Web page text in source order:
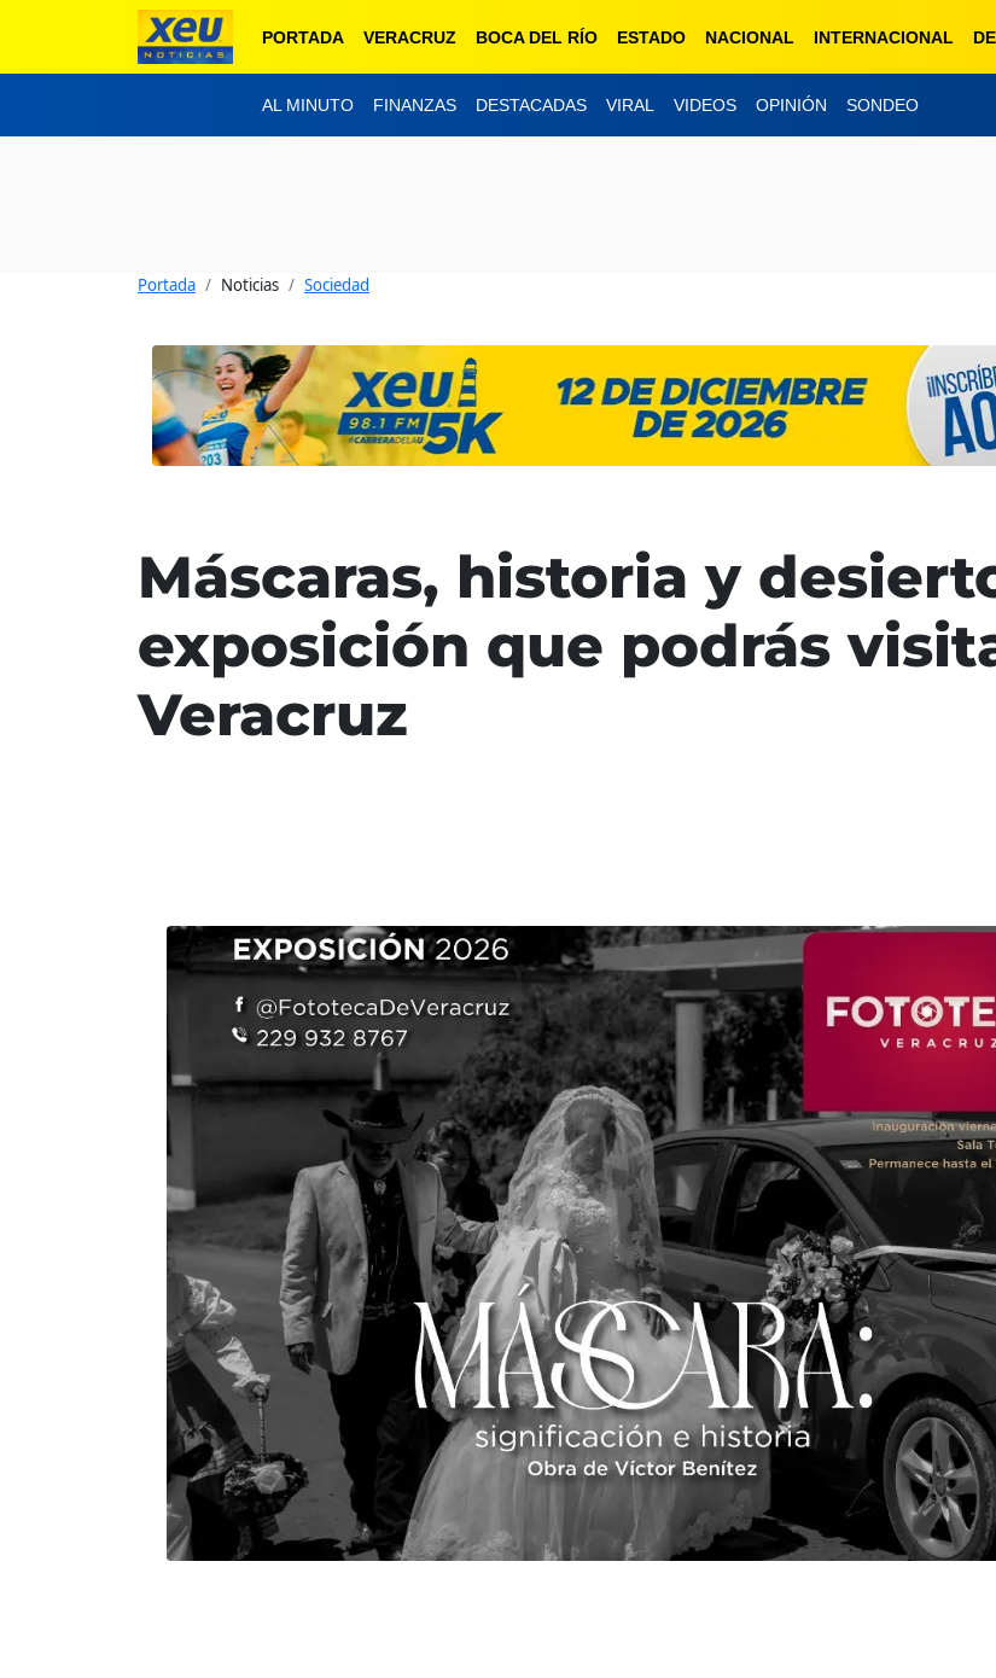
PORTADA VERACRUZ BOCA DEL RÍO ESTADO NACIONAL INTERNACIONAL
AL MINUTO FINANZAS DESTACADAS VIRAL VIDEOS OPINIÓN SONDEO
Portada Noticias Sociedad
Máscaras, historia y
exposición que podrás
Veracruz